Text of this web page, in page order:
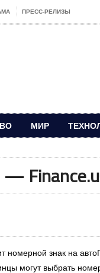
ПРЕСС-РЕЛИЗЫ
МИР
номерной знак на
могут выбрать